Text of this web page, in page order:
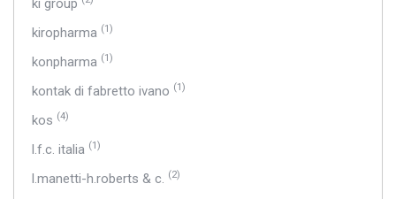
ki group
kiropharma (1)
konpharma (1)
kontak di fabretto ivano (1)
kos (4)
l.f.c. italia (1)
l.manetti-h.roberts & c. (2)